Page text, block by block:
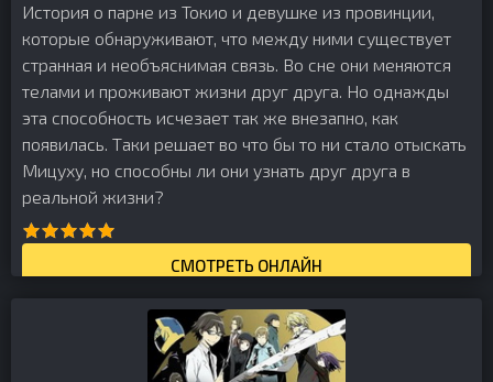
История о парне из Токио и девушке из провинции,
которые обнаруживают, что между ними существует
странная и необъяснимая связь. Во сне они меняются
телами и проживают жизни друг друга. Но однажды
эта способность исчезает так же внезапно, как
появилась. Таки решает во что бы то ни стало отыскать
Мицуху, но способны ли они узнать друг друга в
реальной жизни?
СМОТРЕТЬ ОНЛАЙН